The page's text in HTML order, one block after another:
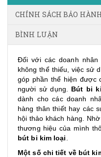
CHÍNH SÁCH BẢO
BÌNH LUẬN
Đối với các doanh
không thể thiếu, việc sử
góp phần thể hiện được
người sử dụng. Bút bi
dành cho các doanh
hàng thân thiết hay các
hội thảo khách hàng.
thương hiệu của mình
bút bi kim loại
Một số chi tiết về bút